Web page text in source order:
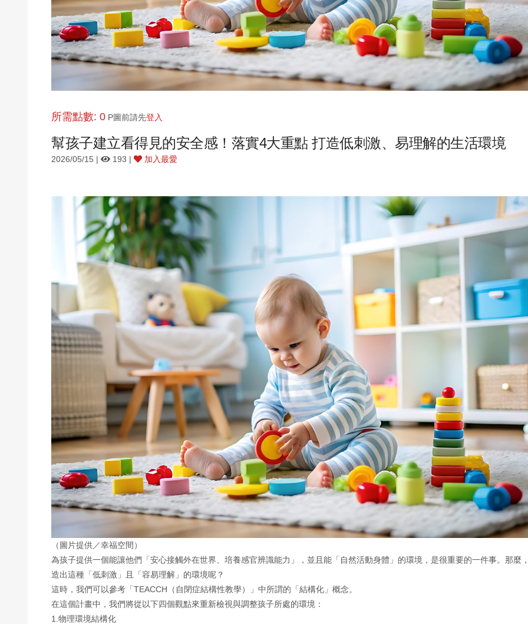
所需點數: 0 P圖前請先登入
幫孩子建立看得見的安全感！落實4大重點 打造低刺激、易理解的生活環境
2026/05/15 | 193 | 加入最愛
（圖片提供／幸福空間）
為孩子提供一個能讓他們「安心接觸外在世界、培養感官辨識能力」，並且能「自然活動身體」的環境，是很重要的一件事。那麼
造出這種「低刺激」且「容易理解」的環境呢？
這時，我們可以參考「TEACCH（自閉症結構性教學）」中所謂的「結構化」概念。
在這個計畫中，我們將從以下四個觀點來重新檢視與調整孩子所處的環境：
1.物理環境結構化